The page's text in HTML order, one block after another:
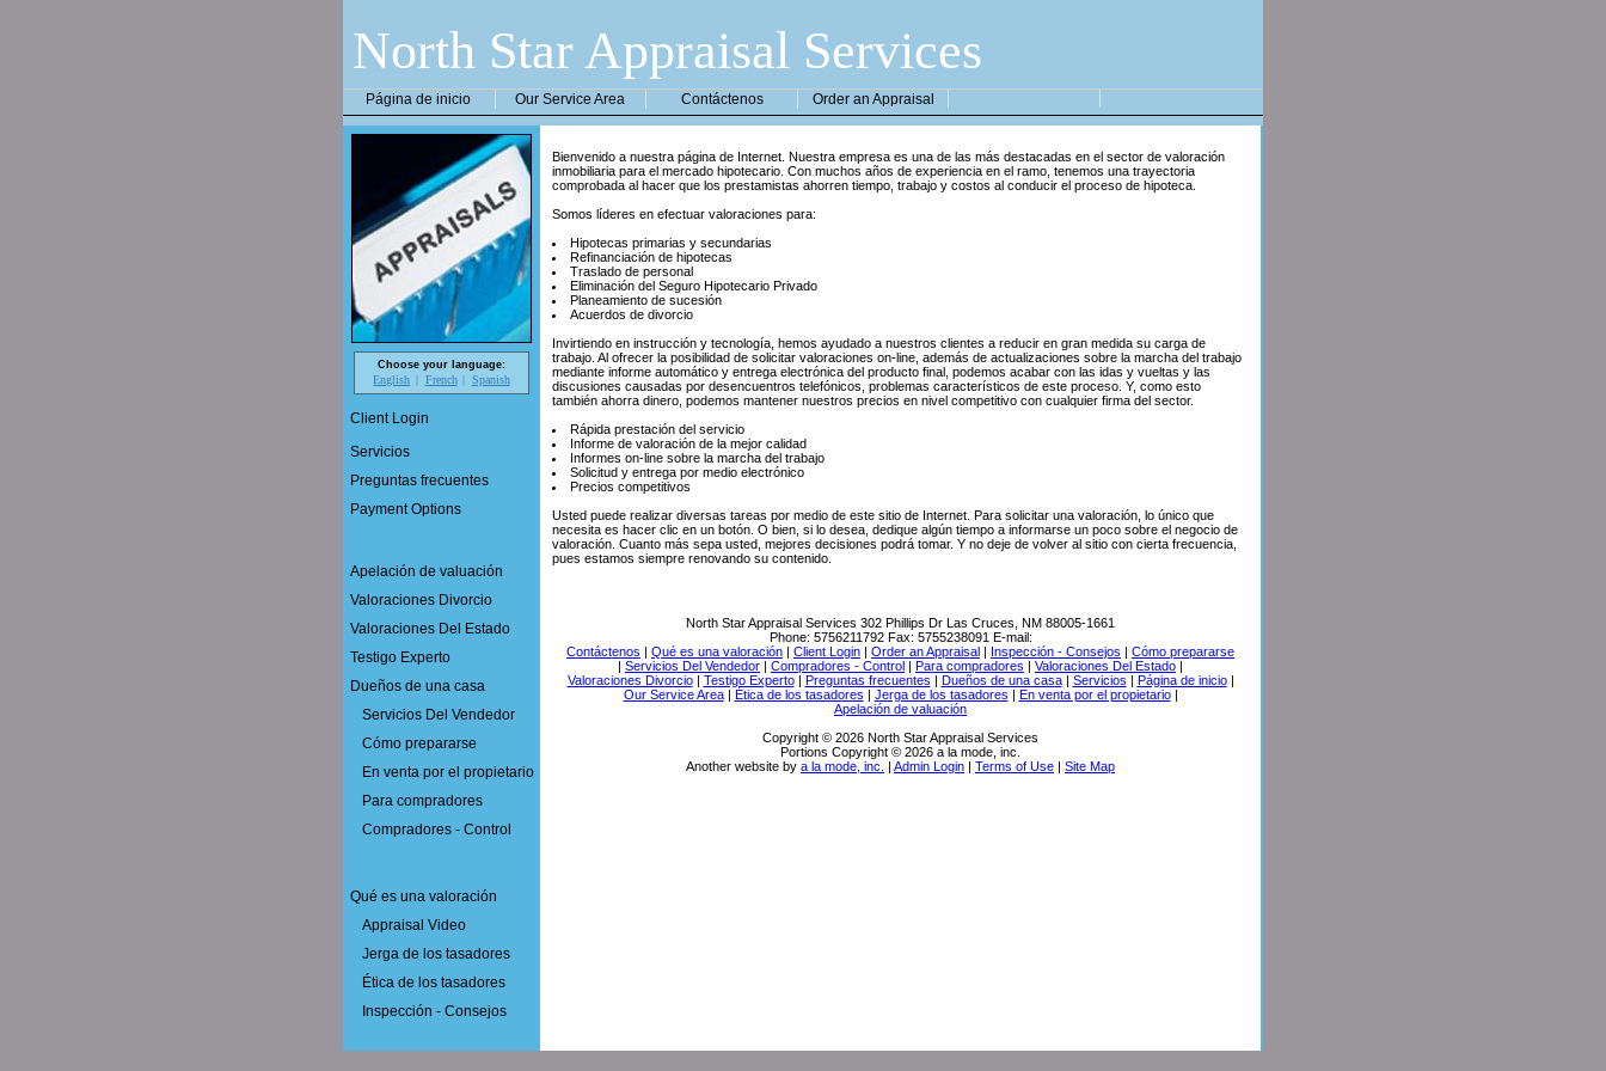
North Star Appraisal Services
Página de inicio Our Service Area Contáctenos Order an Appraisal
Choose your language:
English French Spanish
Client Login
Servicios
Preguntas frecuentes
Payment Options
Apelación de valuación
Valoraciones Divorcio
Valoraciones Del Estado
Testigo Experto
Dueños de una casa
Servicios Del Vendedor
Cómo prepararse
En venta por el propietario
Para compradores
Compradores - Control
Qué es una valoración
Appraisal Video
Jerga de los tasadores
Ética de los tasadores
Inspección - Consejos
Bienvenido a nuestra página de Internet. Nuestra empresa es una de las más destacadas en el sector de valoración
inmobiliaria para el mercado hipotecario. Con muchos años de experiencia en el ramo, tenemos una trayectoria
comprobada al hacer que los prestamistas ahorren tiempo, trabajo y costos al conducir el proceso de hipoteca.
Somos líderes en efectuar valoraciones para:
Hipotecas primarias y secundarias
Refinanciación de hipotecas
Traslado de personal
Eliminación del Seguro Hipotecario Privado
Planeamiento de sucesión
Acuerdos de divorcio
Invirtiendo en instrucción y tecnología, hemos ayudado a nuestros clientes a reducir en gran medida su carga de
trabajo. Al ofrecer la posibilidad de solicitar valoraciones on-line, además de actualizaciones sobre la marcha del trabajo
mediante informe automático y entrega electrónica del producto final, podemos acabar con las idas y vueltas y las
discusiones causadas por desencuentros telefónicos, problemas característicos de este proceso. Y, como esto
también ahorra dinero, podemos mantener nuestros precios en nivel competitivo con cualquier firma del sector.
Rápida prestación del servicio
Informe de valoración de la mejor calidad
Informes on-line sobre la marcha del trabajo
Solicitud y entrega por medio electrónico
Precios competitivos
Usted puede realizar diversas tareas por medio de este sitio de Internet. Para solicitar una valoración, lo único que
necesita es hacer clic en un botón. O bien, si lo desea, dedique algún tiempo a informarse un poco sobre el negocio de
valoración. Cuanto más sepa usted, mejores decisiones podrá tomar. Y no deje de volver al sitio con cierta frecuencia,
pues estamos siempre renovando su contenido.
North Star Appraisal Services 302 Phillips Dr Las Cruces, NM 88005-1661
Phone: 5756211792 Fax: 5755238091 E-mail:
Contáctenos | Qué es una valoración | Client Login | Order an Appraisal | Inspección - Consejos | Cómo prepararse
| Servicios Del Vendedor | Compradores - Control | Para compradores | Valoraciones Del Estado |
Valoraciones Divorcio| Testigo Experto| Preguntas frecuentes | Dueños de una casa| Servicios | Página de inicio|
Our Service Area| Ética de los tasadores | Jerga de los tasadores | En venta por el propietario|
Apelación de valuación
Copyright © 2026 North Star Appraisal Services
Portions Copyright © 2026 a la mode, inc.
Another website by a la mode, inc. | Admin Login | Terms of Use | Site Map